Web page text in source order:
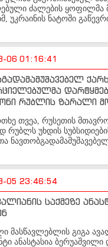
ძალების
უკრაინის ნატოში
06 01:16:41
რუბლის ზარალი
თვეა, რუსეთის
რუბლს უხდის
05 23:46:54
საქმეზე
მასწავლებლის გიგა
ანასტასია ბერუაშვილი